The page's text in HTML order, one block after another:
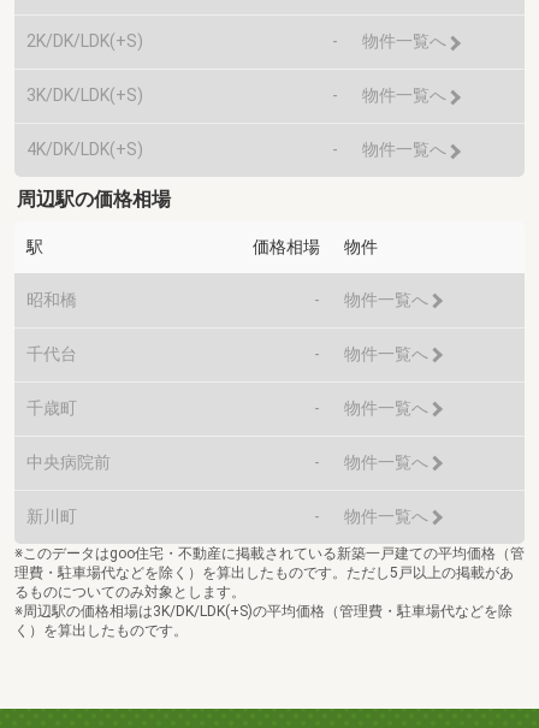
2K/DK/LDK(+S) - 物件一覧へ
3K/DK/LDK(+S) - 物件一覧へ
4K/DK/LDK(+S) - 物件一覧へ
周辺駅の価格相場
駅 価格相場 物件
昭和橋 - 物件一覧へ
千代台 - 物件一覧へ
千歳町 - 物件一覧へ
中央病院前 - 物件一覧へ
新川町 - 物件一覧へ
※このデータはgoo住宅・不動産に掲載されている新築一戸建ての平均価格（管
理費・駐車場代などを除く）を算出したものです。ただし5戸以上の掲載があ
るものについてのみ対象とします。
※周辺駅の価格相場は3K/DK/LDK(+S)の平均価格（管理費・駐車場代などを除
く）を算出したものです。